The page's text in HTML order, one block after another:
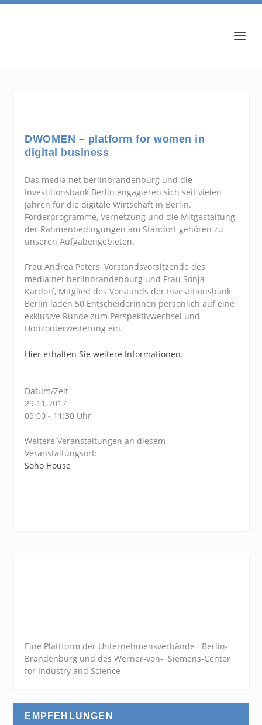
DWOMEN – platform for women in
digital business
Das media:net berlinbrandenburg und die
Investitionsbank Berlin engagieren sich seit vielen
Jahren für die digitale Wirtschaft in Berlin.
Förderprogramme, Vernetzung und die Mitgestaltung
der Rahmenbedingungen am Standort gehören zu
unseren Aufgabengebieten.
Frau Andrea Peters, Vorstandsvorsitzende des
media:net berlinbrandenburg und Frau Sonja
Kardorf, Mitglied des Vorstands der Investitionsbank
Berlin laden 50 Entscheiderinnen persönlich auf eine
exklusive Runde zum Perspektivwechsel und
Horizonterweiterung ein.
Hier erhalten Sie weitere Informationen.
Datum/Zeit
29.11.2017
09:00 - 11:30 Uhr
Weitere Veranstaltungen an diesem
Veranstaltungsort:
Soho House
Eine Plattform der Unternehmensverbände Berlin-
Brandenburg und des Werner-von- Siemens-Center
for Industry and Science
EMPFEHLUNGEN